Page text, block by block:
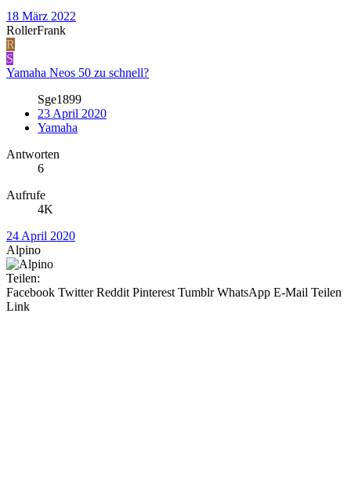
18 März 2022
RollerFrank
R
S
Yamaha Neos 50 zu schnell?
Sge1899
23 April 2020
Yamaha
Antworten
6
Aufrufe
4K
24 April 2020
Alpino
Teilen:
Facebook Twitter Reddit Pinterest Tumblr WhatsApp E-Mail Teilen
Link